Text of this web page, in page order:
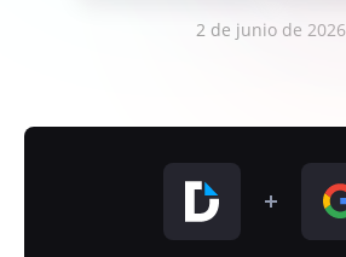
2 de junio de 2026